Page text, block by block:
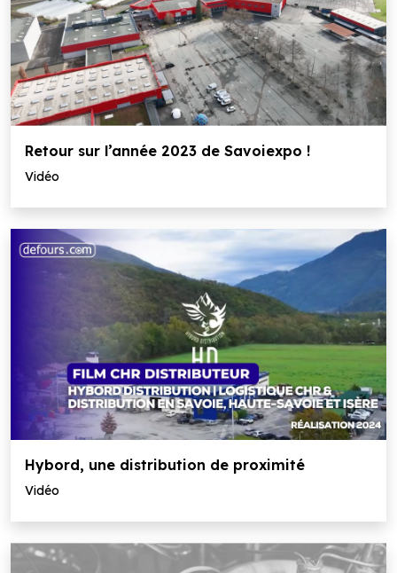
Retour sur l’année 2023 de Savoiexpo !
Vidéo
Hybord, une distribution de proximité
Vidéo